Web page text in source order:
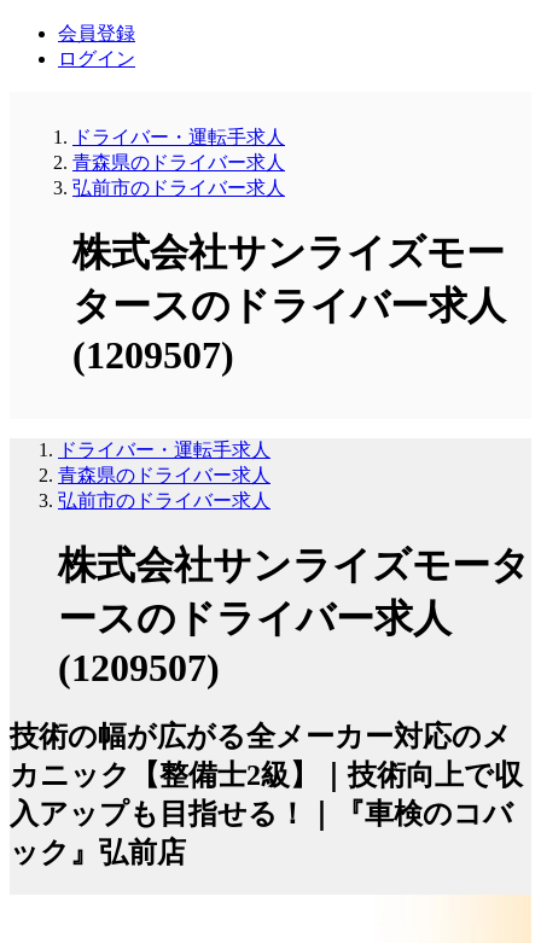
会員登録
ログイン
ドライバー・運転手求人
青森県のドライバー求人
弘前市のドライバー求人
株式会社サンライズモー
タースのドライバー求人
(1209507)
ドライバー・運転手求人
青森県のドライバー求人
弘前市のドライバー求人
株式会社サンライズモータ
ースのドライバー求人
(1209507)
技術の幅が広がる全メーカー対応のメ
カニック【整備士2級】｜技術向上で収
入アップも目指せる！｜『車検のコバ
ック』弘前店